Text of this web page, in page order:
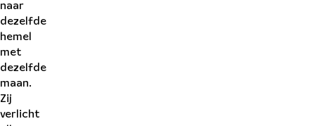
naar
dezelfde
hemel
met
dezelfde
maan.
Zij
verlicht